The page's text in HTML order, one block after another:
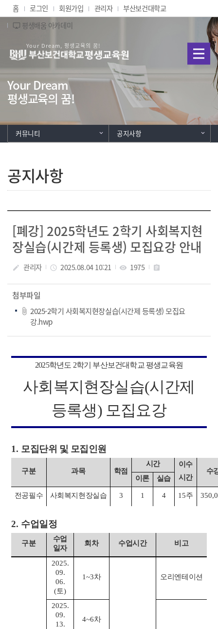
Skip Menu
홈 로그인 회원가입 관리자 부산보건대학교
airplay 평생배움 아카데미
부산보건대학교 평생교육
Your Dream
평생교육의 꿈!
커뮤니티 공지사항
공지사항
[폐강] 2025학년도 2학기 사회복지현
장실습(시간제 등록생) 모집요강 안내
create 관리자 access_time 2025.08.04 10:21 visibility 1975 assignment
첨부파일
2025-2학기 사회복지현장실습(시간제 등록생) 모집요
강.hwp
2025학년도 2학기 부산보건대학교 평생교육원
사회복지현장실습(시간제
등록생) 모집요강
1. 모집단위 및 모집인원
구분 과목 학점
시간
이수
시간
수
이론
실습
전공필수 사회복지현장실습 3 1 4 15주
2. 수업일정
구분
수업
일자
회차 수업시간 비고
2025.
09.
06.
(토)
1~3차 오리엔테이션
2025.
09.
13.
4~6차